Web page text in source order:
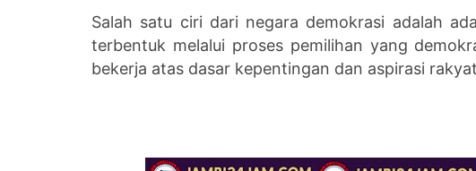
Salah satu ciri dari negara demokrasi adalah
terbentuk melalui proses pemilihan yang
bekerja atas dasar kepentingan dan aspirasi